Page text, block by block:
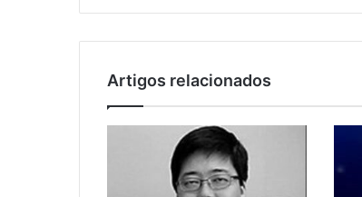
Artigos relacionados